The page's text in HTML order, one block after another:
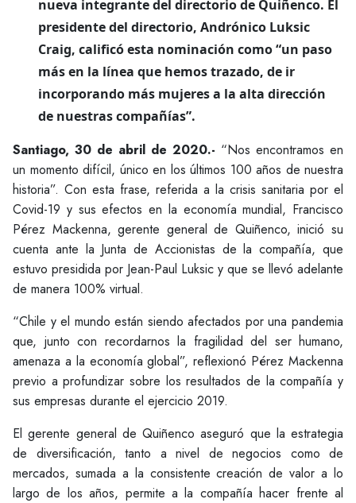
nueva integrante del directorio de Quiñenco. El
presidente del directorio, Andrónico Luksic
Craig, calificó esta nominación como “un paso
más en la línea que hemos trazado, de ir
incorporando más mujeres a la alta dirección
de nuestras compañías”.
Santiago, 30 de abril de 2020.- “Nos encontramos en
un momento difícil, único en los últimos 100 años de nuestra
historia”. Con esta frase, referida a la crisis sanitaria por el
Covid-19 y sus efectos en la economía mundial, Francisco
Pérez Mackenna, gerente general de Quiñenco, inició su
cuenta ante la Junta de Accionistas de la compañía, que
estuvo presidida por Jean-Paul Luksic y que se llevó adelante
de manera 100% virtual.
“Chile y el mundo están siendo afectados por una pandemia
que, junto con recordarnos la fragilidad del ser humano,
amenaza a la economía global”, reflexionó Pérez Mackenna
previo a profundizar sobre los resultados de la compañía y
sus empresas durante el ejercicio 2019.
El gerente general de Quiñenco aseguró que la estrategia
de diversificación, tanto a nivel de negocios como de
mercados, sumada a la consistente creación de valor a lo
largo de los años, permite a la compañía hacer frente al